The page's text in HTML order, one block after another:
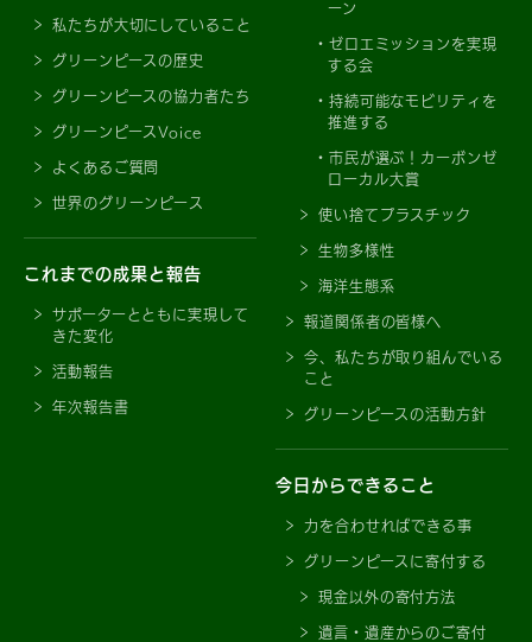
私たちが大切にしていること
グリーンピースの歴史
グリーンピースの協力者たち
グリーンピースVoice
よくあるご質問
世界のグリーンピース
これまでの成果と報告
サポーターとともに実現して
きた変化
活動報告
年次報告書
ーン
ゼロエミッションを実現
する会
持続可能なモビリティを
推進する
市民が選ぶ！カーボンゼ
ローカル大賞
使い捨てプラスチック
生物多様性
海洋生態系
報道関係者の皆様へ
今、私たちが取り組んでいる
こと
グリーンピースの活動方針
今日からできること
力を合わせればできる事
グリーンピースに寄付する
現金以外の寄付方法
遺言・遺産からのご寄付